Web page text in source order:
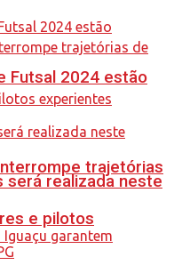
trajetórias
e pilotos
Futsal 2024 estão
será realizada neste